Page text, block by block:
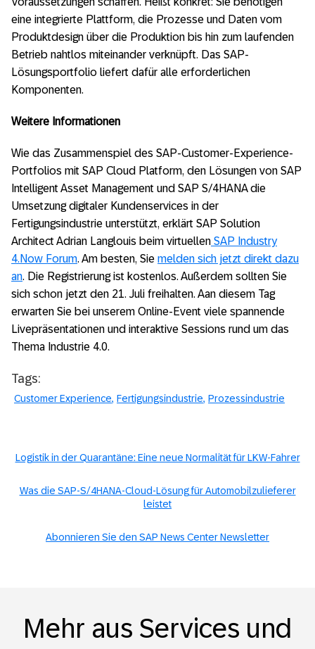
eine integrierte Plattform, die Prozesse und Daten vom
Produktdesign über die Produktion bis hin zum laufenden
Betrieb nahtlos miteinander verknüpft. Das SAP-
Lösungsportfolio liefert dafür alle erforderlichen
Komponenten.
Weitere Informationen
Wie das Zusammenspiel des SAP-Customer-Experience-
Portfolios mit SAP Cloud Platform, den Lösungen von SAP
Intelligent Asset Management und SAP S/4HANA die
Umsetzung digitaler Kundenservices in der
Fertigungsindustrie unterstützt, erklärt SAP Solution
Architect Adrian Langlouis beim virtuellen SAP Industry
4.Now Forum. Am besten, Sie melden sich jetzt direkt dazu
an. Die Registrierung ist kostenlos. Außerdem sollten Sie
sich schon jetzt den 21. Juli freihalten. Aan diesem Tag
erwarten Sie bei unserem Online-Event viele spannende
Livepräsentationen und interaktive Sessions rund um das
Thema Industrie 4.0.
Tags:
Customer Experience Fertigungsindustrie Prozessindustrie
Logistik in der Quarantäne: Eine neue Normalität für LKW-Fahrer
Was die SAP-S/4HANA-Cloud-Lösung für Automobilzulieferer
leistet
Abonnieren Sie den SAP News Center Newsletter
Mehr aus Services und